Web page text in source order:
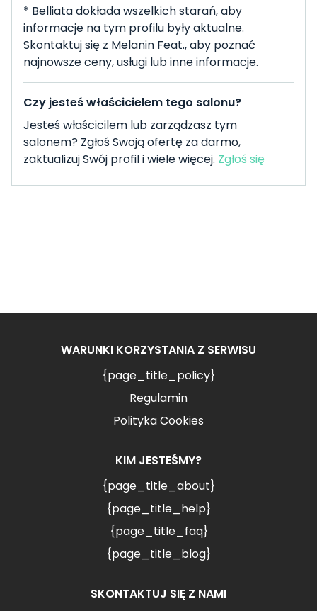
* Belliata dokłada wszelkich starań, aby
informacje na tym profilu były aktualne.
Skontaktuj się z Melanin Feat., aby poznać
najnowsze ceny, usługi lub inne informacje.
Czy jesteś właścicielem tego salonu?
Jesteś właścicilem lub zarządzasz tym
salonem? Zgłoś Swoją ofertę za darmo,
zaktualizuj Swój profil i wiele więcej. Zgłoś się
WARUNKI KORZYSTANIA Z SERWISU
{page_title_policy}
Regulamin
Polityka Cookies
KIM JESTEŚMY?
{page_title_about}
{page_title_help}
{page_title_faq}
{page_title_blog}
SKONTAKTUJ SIĘ Z NAMI